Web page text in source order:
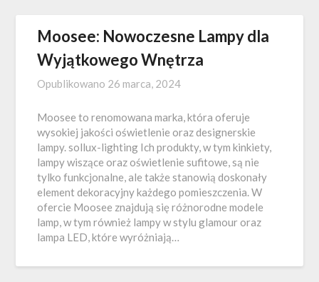
Moosee: Nowoczesne Lampy dla
Wyjątkowego Wnętrza
Opublikowano 26 marca, 2024
Moosee to renomowana marka, która oferuje
wysokiej jakości oświetlenie oraz designerskie
lampy. sollux-lighting Ich produkty, w tym kinkiety,
lampy wiszące oraz oświetlenie sufitowe, są nie
tylko funkcjonalne, ale także stanowią doskonały
element dekoracyjny każdego pomieszczenia. W
ofercie Moosee znajdują się różnorodne modele
lamp, w tym również lampy w stylu glamour oraz
lampa LED, które wyróżniają…